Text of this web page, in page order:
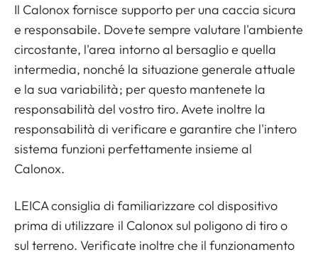
Il Calonox fornisce supporto per una caccia sicura
e responsabile. Dovete sempre valutare l'ambiente
circostante, l'area intorno al bersaglio e quella
intermedia, nonché la situazione generale attuale
e la sua variabilità; per questo mantenete la
responsabilità del vostro tiro. Avete inoltre la
responsabilità di verificare e garantire che l'intero
sistema funzioni perfettamente insieme al
Calonox.
LEICA consiglia di familiarizzare col dispositivo
prima di utilizzare il Calonox sul poligono di tiro o
sul terreno. Verificate inoltre che il funzionamento